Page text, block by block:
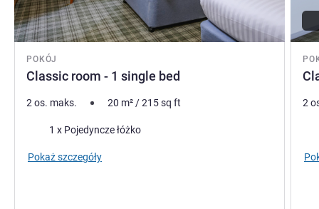
POKÓJ
Classic room - 1 single bed
2 os. maks. 20 m²/215sq ft
Pościel1 x Pojedyncze łóżko
Pokaż szczegóły
2